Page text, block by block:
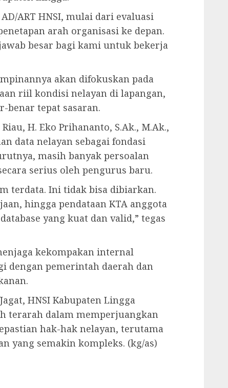
ART HNSI, mulai dari evaluasi
arah organisasi ke depan.
besar bagi kami untuk bekerja
akan difokuskan pada
riil kondisi nelayan di lapangan,
benar tepat sasaran.
H. Eko Prihananto, S.Ak., M.Ak.,
data nelayan sebagai fondasi
masih banyak persoalan
serius oleh pengurus baru.
terdata. Ini tidak bisa dibiarkan.
hingga pendataan KTA anggota
yang kuat dan valid,” tegas
kekompakan internal
dengan pemerintah daerah dan
HNSI Kabupaten Lingga
terarah dalam memperjuangkan
hak-hak nelayan, terutama
yang semakin kompleks. (kg/as)